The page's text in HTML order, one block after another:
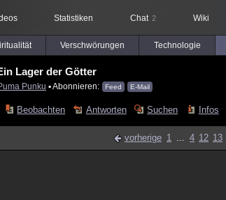
Statistiken Chat 2 Wiki
Verschwörungen Technologie
Lager der Götter
Punku ▪ Abonnieren: Feed E-Mail
Beobachten Antworten Suchen Infos
vorherige 1 ... 4 12 13